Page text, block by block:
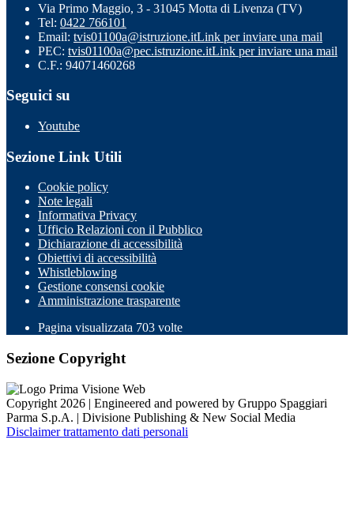
Via Primo Maggio, 3 - 31045 Motta di Livenza (TV)
Tel: 0422 766101
Email: tvis01100a@istruzione.itLink per inviare una mail
PEC: tvis01100a@pec.istruzione.itLink per inviare una mail
C.F.: 94071460268
Seguici su
Youtube
Sezione Link Utili
Cookie policy
Note legali
Informativa Privacy
Ufficio Relazioni con il Pubblico
Dichiarazione di accessibilità
Obiettivi di accessibilità
Whistleblowing
Gestione consensi cookie
Amministrazione trasparente
Pagina visualizzata 703 volte
Sezione Copyright
Copyright 2026 | Engineered and powered by Gruppo Spaggiari
Parma S.p.A. | Divisione Publishing & New Social Media
Disclaimer trattamento dati personali